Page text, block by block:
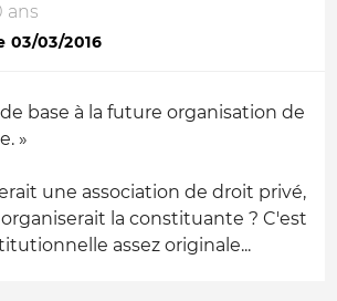
ans
03/03/2016
base à la future organisation de
»
une association de droit privé,
la constituante ? C'est
assez originale...